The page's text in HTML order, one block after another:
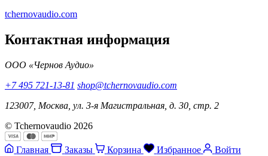
tchernovaudio.com
Контактная информация
ООО «Чернов Аудио»
+7 495 721-13-81 shop@tchernovaudio.com
123007, Москва, ул. 3-я Магистральная, д. 30, стр. 2
© Tchernovaudio 2026
Главная Заказы Корзина Избранное Войти